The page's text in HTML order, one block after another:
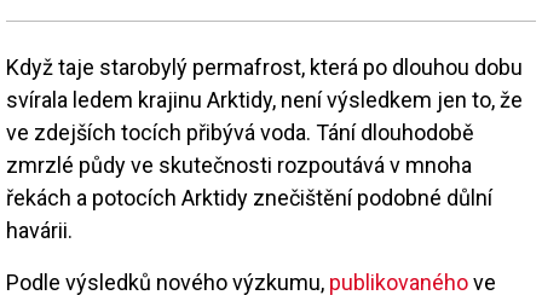
Když taje starobylý permafrost, která po dlouhou dobu
svírala ledem krajinu Arktidy, není výsledkem jen to, že
ve zdejších tocích přibývá voda. Tání dlouhodobě
zmrzlé půdy ve skutečnosti rozpoutává v mnoha
řekách a potocích Arktidy znečištění podobné důlní
havárii.
Podle výsledků nového výzkumu, publikovanéhove